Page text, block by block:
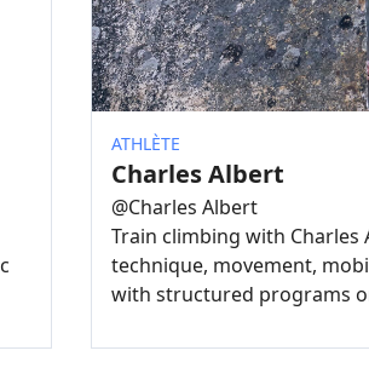
ATHLÈTE
Charles Albert
@Charles Albert
Train climbing with Charles
technique, movement,
with structured programs